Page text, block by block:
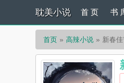
耽美小说 首 页 书
首页 高辣小说 新春